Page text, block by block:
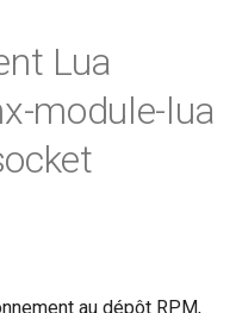
Español
Português (Brasil)
Français
Variables
Examples
Troubleshooting
Directives
Examples
Troubleshooting
Get started
Production operations
Filter reference
Cache
cPanel EA4 - Proxy Cache
Lua
module-lua
au dépôt RPM,